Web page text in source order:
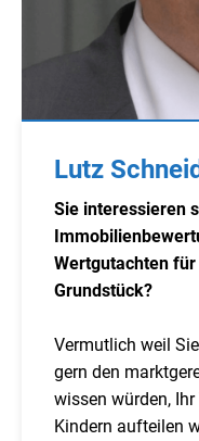
Lutz
Sie interessieren
Wertgutachten
Grundstück?
Vermutlich weil
gern den
wissen würden,
Kindern aufteilen